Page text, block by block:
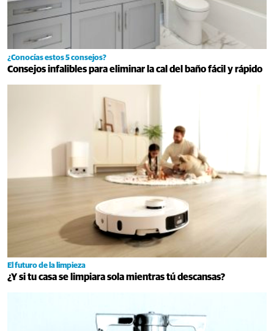
¿Conocías estos 5 consejos?
Consejos infalibles para eliminar la cal del baño fácil y rápido
El futuro de la limpieza
¿Y si tu casa se limpiara sola mientras tú descansas?